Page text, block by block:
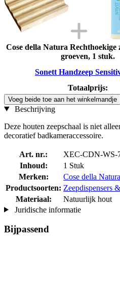
Cose della Natura Rechthoekige
groeven, 1 stuk.
Sonett Handzeep
Totaalprijs:
Voeg beide toe aan het winkelmandje
Beschrijving
Deze houten zeepschaal is niet
decoratief badkameraccessoire.
Art. nr.:
XEC-CDN-WS-
Inhoud:
1 Stuk
Merken:
Cose della Natura
Productsoorten: Zeepdispensers
Materiaal:
Natuurlijk hout
Juridische informatie
Bijpassend